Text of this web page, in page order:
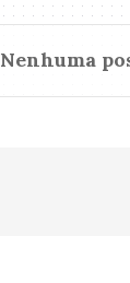
Nenhuma